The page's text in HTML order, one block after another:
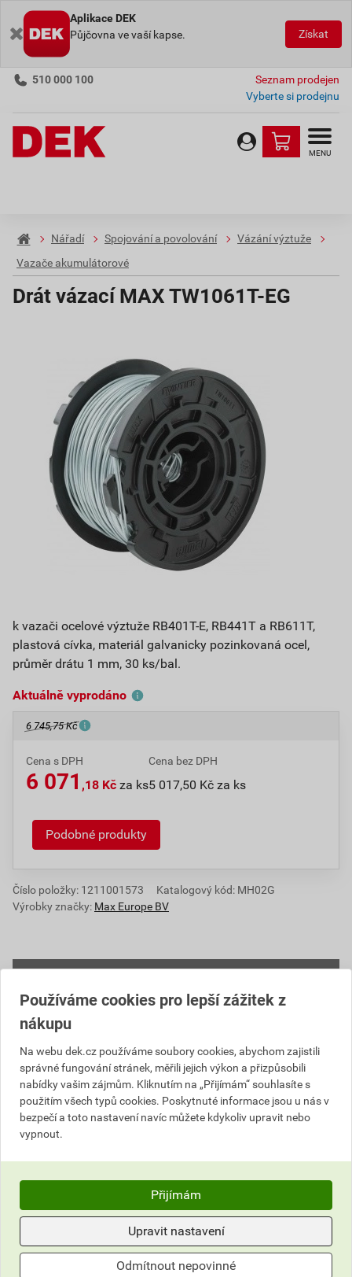
Aplikace DEK
Půjčovna ve vaší kapse.
Získat
510 000 100
Seznam prodejen
Vyberte si prodejnu
MENU
Nářadí Spojování a povolování
Vázání výztuže
Vazače akumulátorové
Drát vázací MAX TW1061T-EG
k vazači ocelové výztuže RB401T-E, RB441T a RB611T,
plastová cívka, materiál galvanicky pozinkovaná ocel,
průměr drátu 1 mm, 30 ks/bal.
Aktuálně vyprodáno
6 745,75 Kč
Cena s DPH
6 071 ,18 Kč za ks
Cena bez DPH
5 017,50 Kč za ks
Podobné produkty
Číslo položky: 1211001573
Katalogový kód: MH02G
Výrobky značky: Max Europe BV
Aktuální prodejní cena po slevě 10% z ceníkové ceny
bez DPH za ks s DPH za ks
Nejnižší prodejní cena v době 30 dnů před
poskytnutím slevy
5 017,50 Kč
galvanicky pozinkovaná
ocel
Používáme cookies pro lepší zážitek z
nákupu
Na webu dek.cz používáme soubory cookies, abychom zajistili
správné fungování stránek, měřili jejich výkon a přizpůsobili
nabídky vašim zájmům. Kliknutím na „Přijímám“ souhlasíte s
použitím všech typů cookies. Poskytnuté informace jsou u nás v
bezpečí a toto nastavení navíc můžete kdykoliv upravit nebo
vypnout.
Přijímám
Upravit nastavení
Odmítnout nepovinné